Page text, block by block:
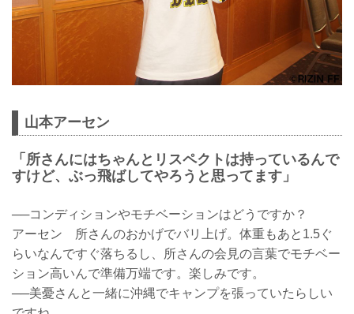
山本アーセン
「所さんにはちゃんとリスペクトは持っているんで
すけど、ぶっ飛ばしてやろうと思ってます」
──コンディションやモチベーションはどうですか？
アーセン 所さんのおかげでバリ上げ。体重もあと1.5ぐ
らいなんですぐ落ちるし、所さんの会見の言葉でモチベー
ション高いんで準備万端です。楽しみです。
──美憂さんと一緒に沖縄でキャンプを張っていたらしい